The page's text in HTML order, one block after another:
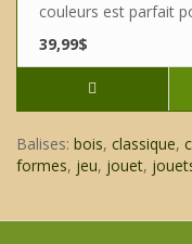
couleurs est parfait
39,99$
Balises: bois, classique,
formes, jeu, jouet,